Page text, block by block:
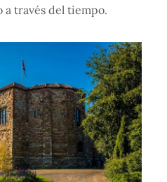
través del tiempo.